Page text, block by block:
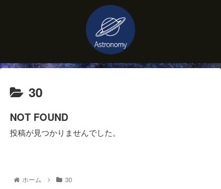
30
NOT FOUND
投稿が見つかりませんでした。
ホーム 30